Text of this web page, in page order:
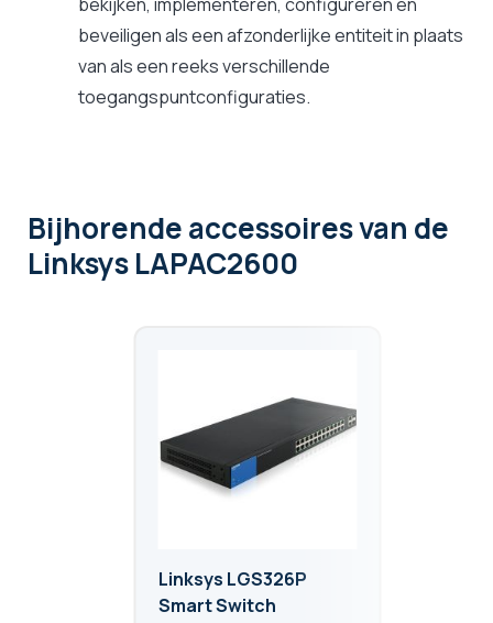
beveiligen als een afzonderlijke entiteit in plaats
van als een reeks verschillende
toegangspuntconfiguraties.
Bijhorende accessoiresvan de
Linksys LAPAC2600
Linksys LGS326P
Smart Switch